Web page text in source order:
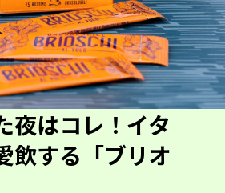
夜はコレ！イタ
飲する「ブリオ